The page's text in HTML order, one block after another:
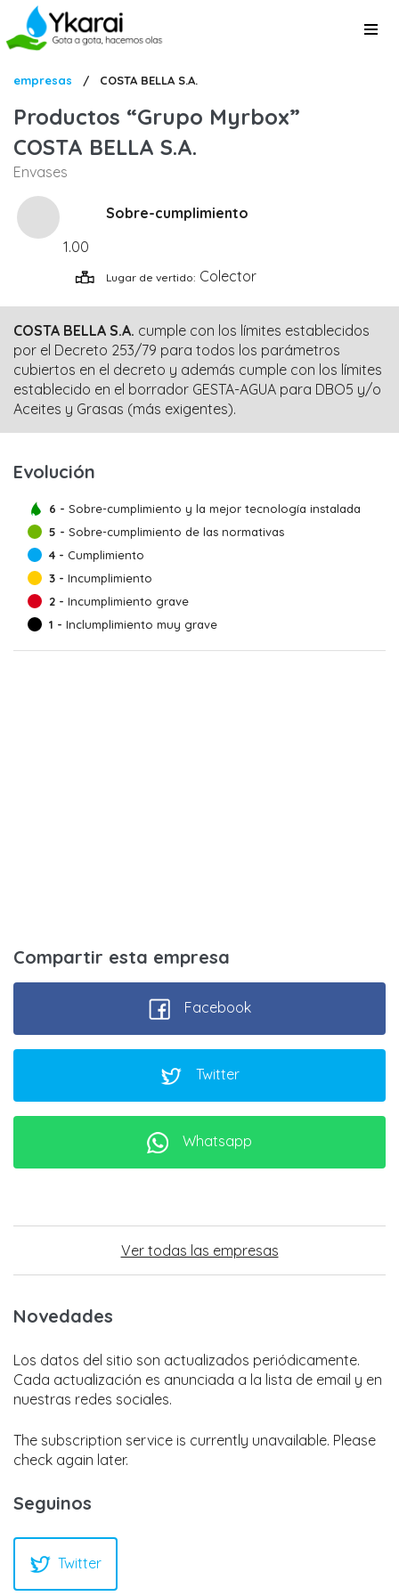
Pasar
contenido
Sobrescribir
enlaces
de
ayuda
a
la
navegación
empresas / COSTA BELLA S.A.
Productos
Grupo Myrbox
COSTA BELLA S.A.
Envases
Sobre-cumplimiento
1.00
Lugar de vertido Colector
COSTA BELLA S.A. cumple con los límites establecidos
por el Decreto 253/79 para todos los parámetros
cubiertos en el decreto y además cumple con los límites
establecido en el borrador GESTA-AGUA para DBO5 y/o
Aceites y Grasas (más exigentes).
Evolución
6 - Sobre-cumplimiento y la mejor tecnología instalada
5 - Sobre-cumplimiento de las normativas
4 - Cumplimiento
3 - Incumplimiento
2 - Incumplimiento grave
1 - Inclumplimiento muy grave
Compartir esta empresa
Facebook
Twitter
Whatsapp
Ver todas las empresas
Novedades
Los datos del sitio son actualizados periódicamente.
Cada actualización es anunciada a la lista de email y en
nuestras redes sociales.
The subscription service is currently unavailable. Please
check again later.
Seguinos
Twitter